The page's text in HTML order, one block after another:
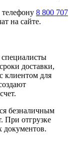
телефону 8 800 707
на сайте.
доставки,
клиентом для
безналичным
При отгрузке
документов.